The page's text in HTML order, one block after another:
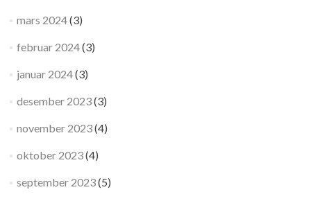
mars 2024(3)
februar 2024(3)
januar 2024(3)
desember 2023(3)
november 2023(4)
oktober 2023(4)
september 2023(5)